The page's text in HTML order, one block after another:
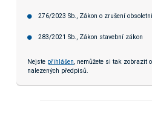
276/2023 Sb., Zákon o zrušení
283/2021 Sb., Zákon stavební zákon
Nejste přihlášen, nemůžete si tak zobrazit
nalezených předpisů.